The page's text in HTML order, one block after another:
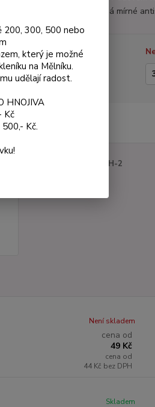
proti nadýmání a má mírné
Dostupnost
Varianta
196H-2
cena od
49 Kč
cena od
44 Kč bez DPH
Není skladem
Skladem
300, 500 nebo
který je možné
na Mělníku.
udělají radost.
HNOJIVA
Kč
Kč.